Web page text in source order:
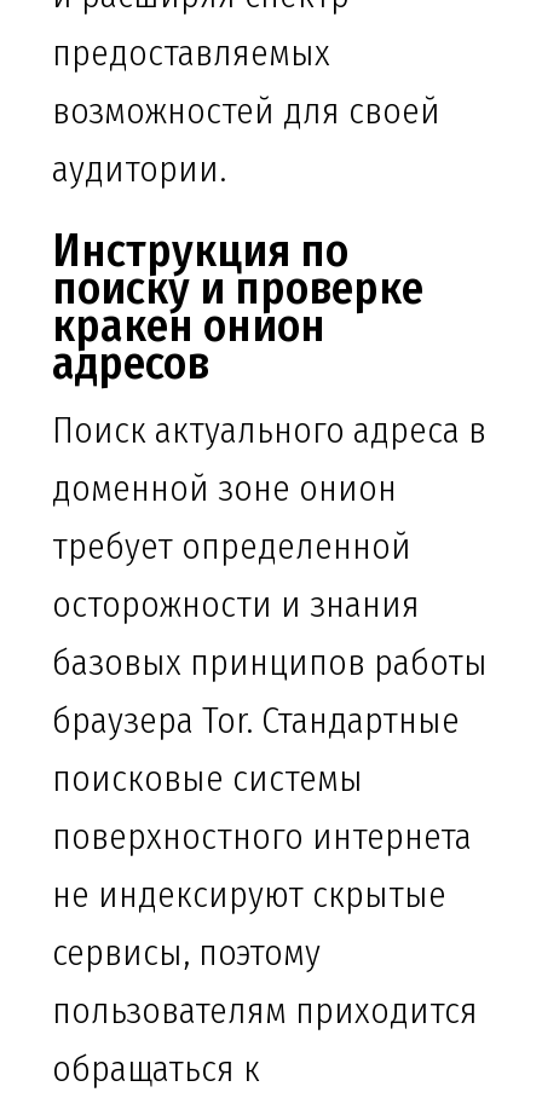
предоставляемых
возможностей для своей
аудитории.
Инструкция по
поиску и проверке
кракен онион
адресов
Поиск актуального адреса в
доменной зоне онион
требует определенной
осторожности и знания
базовых принципов работы
браузера Tor. Стандартные
поисковые системы
поверхностного интернета
не индексируют скрытые
сервисы, поэтому
пользователям приходится
обращаться к